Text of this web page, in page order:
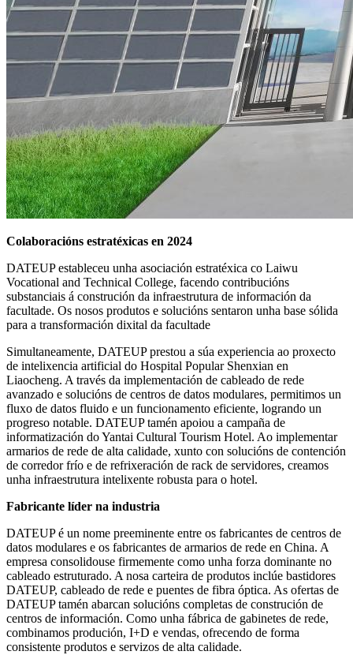
Colaboracións estratéxicas en 2024
DATEUP estableceu unha asociación estratéxica co Laiwu
Vocational and Technical College, facendo contribucións
substanciais á construción da infraestrutura de información da
facultade. Os nosos produtos e solucións sentaron unha base sólida
para a transformación dixital da facultade
Simultaneamente, DATEUP prestou a súa experiencia ao proxecto
de intelixencia artificial do Hospital Popular Shenxian en
Liaocheng. A través da implementación de cableado de rede
avanzado e solucións de centros de datos modulares, permitimos un
fluxo de datos fluido e un funcionamento eficiente, logrando un
progreso notable. DATEUP tamén apoiou a campaña de
informatización do Yantai Cultural Tourism Hotel. Ao implementar
armarios de rede de alta calidade, xunto con solucións de contención
de corredor frío e de refrixeración de rack de servidores, creamos
unha infraestrutura intelixente robusta para o hotel.
Fabricante líder na industria
DATEUP é un nome preeminente entre os fabricantes de centros de
datos modulares e os fabricantes de armarios de rede en China. A
empresa consolidouse firmemente como unha forza dominante no
cableado estruturado. A nosa carteira de produtos inclúe bastidores
DATEUP, cableado de rede e puentes de fibra óptica. As ofertas de
DATEUP tamén abarcan solucións completas de construción de
centros de información. Como unha fábrica de gabinetes de rede,
combinamos produción, I+D e vendas, ofrecendo de forma
consistente produtos e servizos de alta calidade.